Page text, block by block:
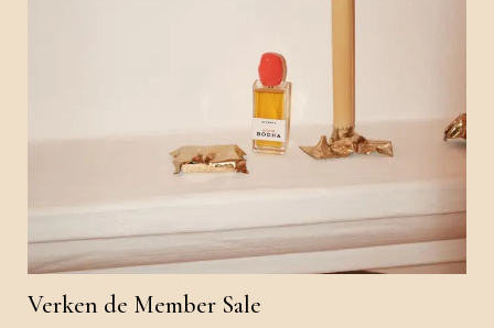
Verken de Member Sale